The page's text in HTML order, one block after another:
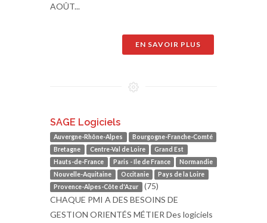
AOÛT...
EN SAVOIR PLUS
SAGE Logiciels
Auvergne-Rhône-Alpes
Bourgogne-Franche-Comté
Bretagne
Centre-Val de Loire
Grand Est
Hauts-de-France
Paris - Ile de France
Normandie
Nouvelle-Aquitaine
Occitanie
Pays de la Loire
Provence-Alpes-Côte d'Azur (75)
CHAQUE PMI A DES BESOINS DE
GESTION ORIENTÉS MÉTIER Des logiciels